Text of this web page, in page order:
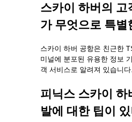
스카이 하버의 고
가 무엇으로 특별
스카이 하버 공항은 친근한
미널에 분포된 유용한 정보
객 서비스로 알려져 있습니다.
피닉스 스카이 하
발에 대한 팁이